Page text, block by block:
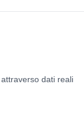
dati reali